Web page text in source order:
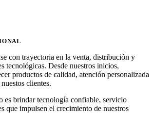
con trayectoria en la venta, distribución y
tecnológicas. Desde nuestros inicios,
productos de calidad, atención personalizada
clientes.
es brindar tecnología confiable, servicio
que impulsen el crecimiento de nuestros